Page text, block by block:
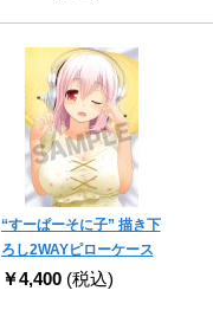
“すーぱーそに子” 描き下
ろし2WAYピローケース
￥4,400 (税込)